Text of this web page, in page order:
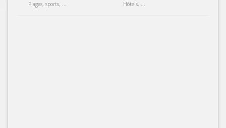
Plages, sports, ... Hôtels, ...